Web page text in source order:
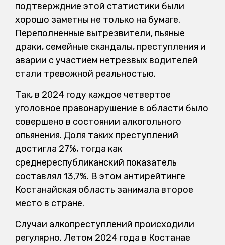
подтверждние этой статистики были
хорошо заметны не только на бумаге.
Переполненные вытрезвители, пьяные
драки, семейные скандалы, преступления и
аварии с участием нетрезвых водителей
стали тревожной реальностью.
Так, в 2024 году каждое четвертое
уголовное правонарушение в области было
совершено в состоянии алкогольного
опьянения. Доля таких преступлений
достигла 27%, тогда как
среднереспубликанский показатель
составлял 13,7%. В этом антирейтинге
Костанайская область занимала второе
место в стране.
Случаи алкопреступлений происходили
регулярно. Летом 2024 года в Костанае